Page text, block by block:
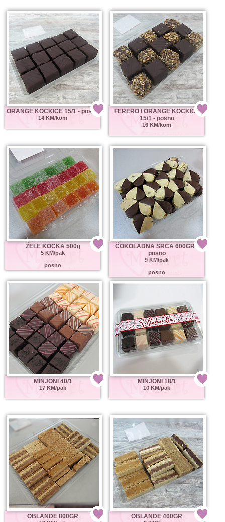
ORANGE KOCKICE 15/1 - posno
14 KM/kom
FERERO I ORANGE KOCKICE
15/1 - posno
16 KM/kom
ŽELE KOCKA 500g
5 KM/pak
posno
ČOKOLADNA SRCA 600GR -
posno
9 KM/pak
posno
MINJONI 40/1
17 KM/pak
MINJONI 18/1
10 KM/pak
OBLANDE 800GR OBLANDE 400GR